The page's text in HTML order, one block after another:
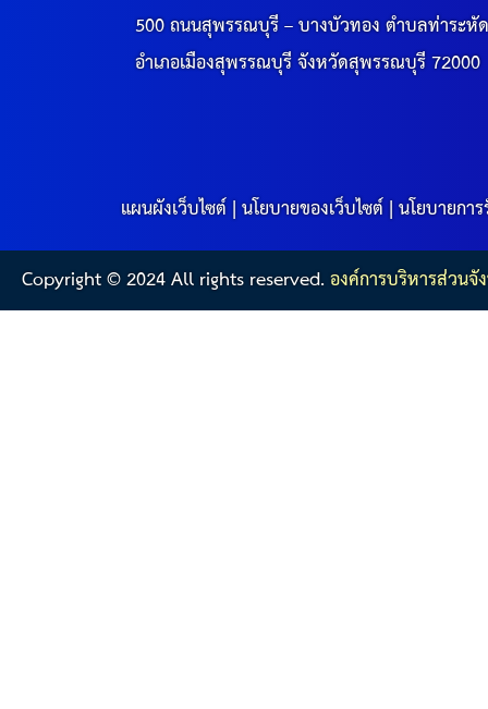
500 ถนนสุพรรณบุรี – บางบัวทอง ตำบลท่าระหั
อำเภอเมืองสุพรรณบุรี จังหวัดสุพรรณบุรี 72000
แผนผังเว็บไซต์|นโยบายของเว็บไซต์|นโยบายกา
Copyright © 2024 All rights reserved.องค์การบริหารส่วน